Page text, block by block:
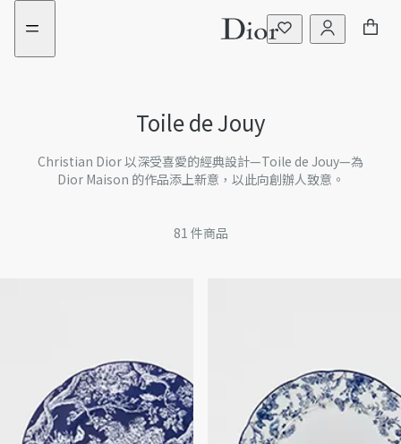
aria_goToMenu
aria_goToContent
Toile de Jouy
Christian Dior 以深受喜愛的經典設計—Toile de Jouy—為
Dior Maison 的作品添上新意，以此向創辦人致意。
81 件商品